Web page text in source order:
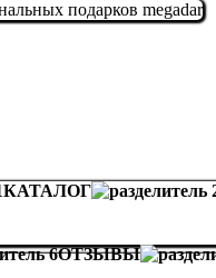
КАТАЛОГ
ОТЗЫВЫ